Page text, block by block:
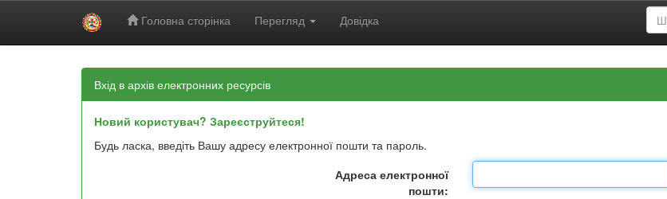
Головна сторінка Перегляд Довідка
Вхід в архів електронних ресурсів
Новий користувач? Зареєструйтеся!
Будь ласка, введіть Вашу адресу електронної пошти та пароль.
Адреса електронної
пошти: